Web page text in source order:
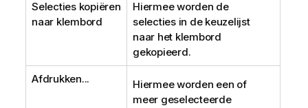
Selecties kopiëren
naar klembord
Hiermee worden de
selecties in de keuzelijst
naar het klembord
gekopieerd.
Afdrukken...
Hiermee worden een of
meer geselecteerde